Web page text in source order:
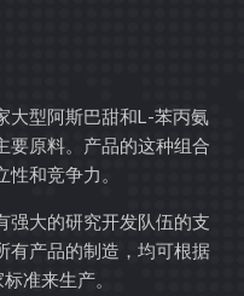
大型阿斯巴甜和L-苯丙氨
要原料。产品的这种组合
和竞争力。
强大的研究开发队伍的支
有产品的制造，均可根据
准来生产。